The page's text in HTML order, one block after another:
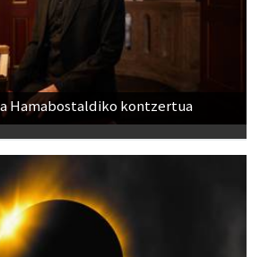
Hamabostaldiko kontzertua